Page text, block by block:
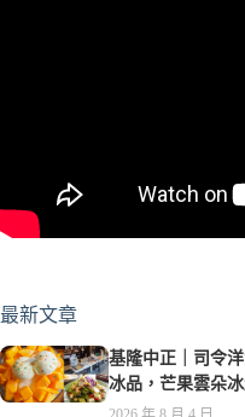
最新文章
基隆中正｜司令
冰品，芒果雲朵
在水準之上